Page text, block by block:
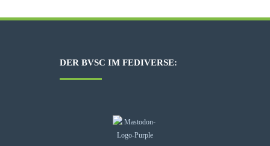
DER BVSC IM FEDIVERSE: